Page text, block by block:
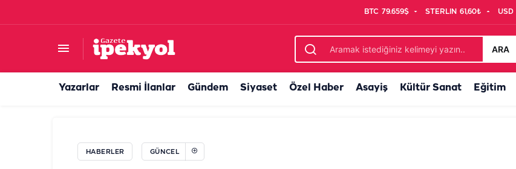
BTC 79.659$ STERLIN 61,60₺ USD
ARA
Yazarlar Resmi İlanlar Gündem Siyaset Özel Haber Asayiş Kültür Sanat Eğitim
HABERLER GÜNCEL
Şanlıurfa'da emekli olan kıdemli başçavuşa veda! Urfa hatırasıyla uğurlandı